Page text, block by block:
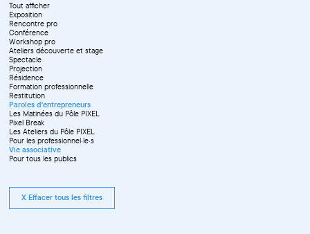
Tout afficher
Exposition
Rencontre pro
Conférence
Workshop pro
Ateliers découverte et stage
Spectacle
Projection
Résidence
Formation professionnelle
Restitution
Paroles d'entrepreneurs
Les Matinées du Pôle PIXEL
Pixel Break
Les Ateliers du Pôle PIXEL
Pour les professionnel·le·s
Vie associative
Pour tous les publics
X Effacer tous les filtres